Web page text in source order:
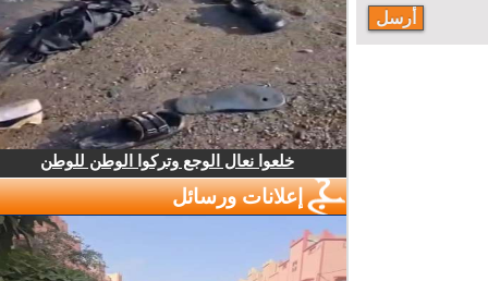
خلعوا نعال الوجع وتركوا الوطن للوطن
إعلانات ورسائل